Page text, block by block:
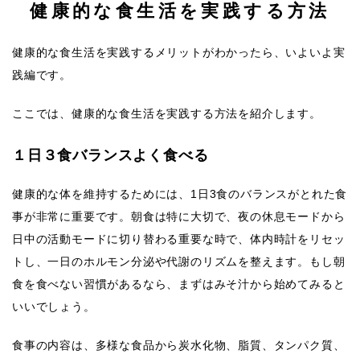
健康的な食生活を実践する方法
健康的な食生活を実践するメリットがわかったら、いよいよ実
践編です。
ここでは、健康的な食生活を実践する方法を紹介します。
１日３食バランスよく食べる
健康的な体を維持するためには、1日3食のバランスがとれた食
事が非常に重要です。朝食は特に大切で、夜の休息モードから
日中の活動モードに切り替わる重要な時で、体内時計をリセッ
トし、一日のホルモン分泌や代謝のリズムを整えます。もし朝
食を食べない習慣があるなら、まずはみそ汁から始めてみると
いいでしょう。
食事の内容は、多様な食品から炭水化物、脂質、タンパク質、